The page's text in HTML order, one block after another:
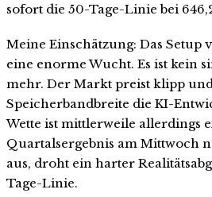
sofort die 50-Tage-Linie bei
Meine Einschätzung: Das Setup
eine enorme Wucht. Es ist kein
mehr. Der Markt preist klipp
Speicherbandbreite die KI-
Wette ist mittlerweile allerdings
Quartalsergebnis am Mittwoch
aus, droht ein harter
Tage-Linie.